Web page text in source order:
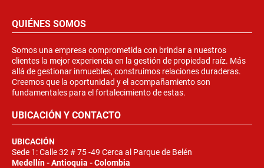
QUIÉNES SOMOS
Somos una empresa comprometida con brindar a nuestros
clientes la mejor experiencia en la gestión de propiedad raíz. Más
allá de gestionar inmuebles, construimos relaciones duraderas.
Creemos que la oportunidad y el acompañamiento son
fundamentales para el fortalecimiento de estas.
UBICACIÓN Y CONTACTO
UBICACIÓN
Sede 1: Calle 32 # 75 -49 Cerca al Parque de Belén
Medellín - Antioquia - Colombia